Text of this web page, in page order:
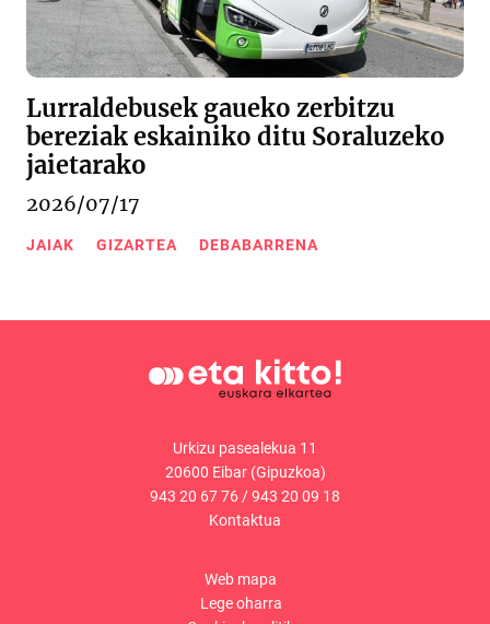
Lurraldebusek gaueko zerbitzu
bereziak eskainiko ditu Soraluzeko
jaietarako
2026/07/17
JAIAK GIZARTEA DEBABARRENA
Urkizu pasealekua 11
20600 Eibar (Gipuzkoa)
943 20 67 76/943 20 09 18
Kontaktua
Web mapa
Lege oharra